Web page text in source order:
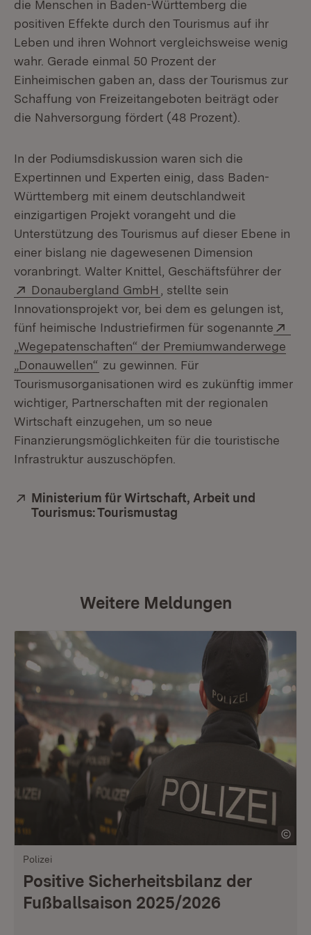
die Menschen in Baden-Württemberg die
positiven Effekte durch den Tourismus auf ihr
Leben und ihren Wohnort vergleichsweise wenig
wahr. Gerade einmal 50 Prozent der
Einheimischen gaben an, dass der Tourismus zur
Schaffung von Freizeitangeboten beiträgt oder
die Nahversorgung fördert (48 Prozent).
In der Podiumsdiskussion waren sich die
Expertinnen und Experten einig, dass Baden-
Württemberg mit einem deutschlandweit
einzigartigen Projekt vorangeht und die
Unterstützung des Tourismus auf dieser Ebene in
einer bislang nie dagewesenen Dimension
voranbringt. Walter Knittel, Geschäftsführer der
Extern:
Donaubergland GmbH (Öffnet in neuem Fenster)
, stellte sein
Innovationsprojekt vor, bei dem es gelungen ist,
fünf heimische Industriefirmen für sogenannte
„Wegepatenschaften“ der Premiumwanderwege
„Donauwellen“ (Öffnet in neuem Fenster)
zu gewinnen. Für
Tourismusorganisationen wird es zukünftig immer
wichtiger, Partnerschaften mit der regionalen
Wirtschaft einzugehen, um so neue
Finanzierungsmöglichkeiten für die touristische
Infrastruktur auszuschöpfen.
Extern:
Ministerium für Wirtschaft, Arbeit und
Tourismus: Tourismustag
Weitere Meldungen
Polizei
Positive Sicherheitsbilanz der
Fußballsaison 2025/2026